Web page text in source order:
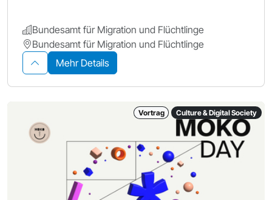
Bundesamt für Migration und Flüchtlinge
Bundesamt für Migration und Flüchtlinge
Mehr Details
Vortrag Culture & Digital Society